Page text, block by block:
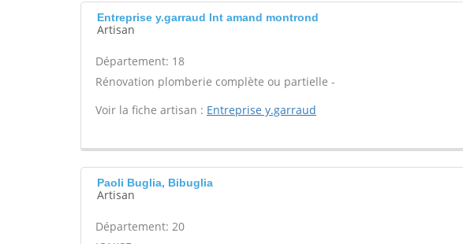
Entreprise y.garraud Int amand montrond
Artisan
Département: 18
Rénovation plomberie complète ou partielle -
Voir la fiche artisan : Entreprise y.garraud
Paoli Buglia, Bibuglia
Artisan
Département: 20